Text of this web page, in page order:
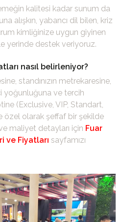
kalitesi kadar sunum da
alışkın, yabancı dil bilen, kriz
kimliğinize uygun giyinen
yerinde destek veriyoruz.
nasıl belirleniyor?
standınızın metrekaresine,
yoğunluğuna ve tercih
(Exclusive, VIP, Standart,
özel olarak şeffaf bir şekilde
maliyet detayları için Fuar
ve Fiyatları sayfamızı